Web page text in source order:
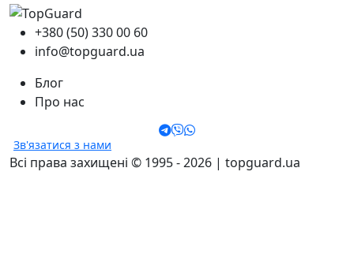
+380 (50) 330 00 60
info@topguard.ua
Блог
Про нас
Зв'язатися з нами
Всі права захищені © 1995 - 2026 | topguard.ua